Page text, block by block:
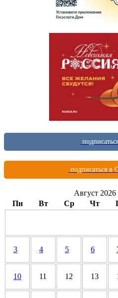
подписаться в
Август 2026
Пн
Вт Ср Чт
3 4 5 6
10 11 12 13